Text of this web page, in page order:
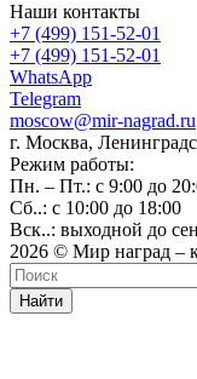
Наши контакты
+7 (499) 151-52-01
+7 (499) 151-52-01
WhatsApp
Telegram
moscow@mir-nagrad.ru
г. Москва,
Режим работы:
Пн. – Пт.: с 9:00 до
Сб..: с 10:00 до 18:00
Вск..: выходной до
2026 © Мир наград –
Найти